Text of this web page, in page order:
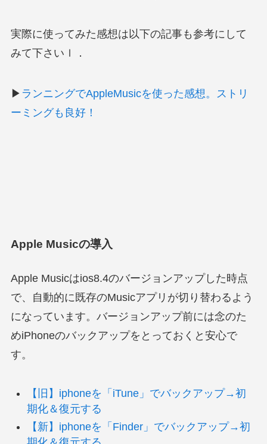
実際に使ってみた感想は以下の記事も参考にして
みて下さいｌ．
▶ ランニングでAppleMusicを使った感想。ストリ
ーミングも良好！
Apple Musicの導入
Apple Musicはios8.4のバージョンアップした時点
で、自動的に既存のMusicアプリが切り替わるよう
になっています。バージョンアップ前には念のた
めiPhoneのバックアップをとっておくと安心で
す。
【旧】iphoneを「iTune」でバックアップ→初
期化＆復元する
【新】iphoneを「Finder」でバックアップ→初